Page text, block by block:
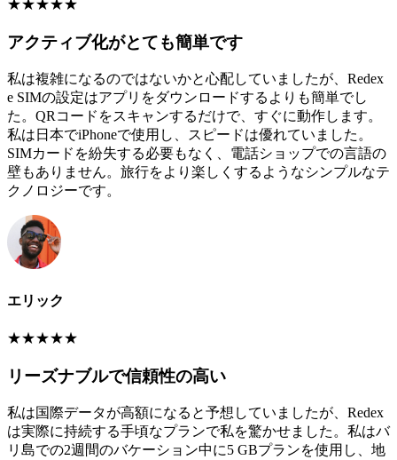
★★★★★
アクティブ化がとても簡単です
私は複雑になるのではないかと心配していましたが、Redex
e SIMの設定はアプリをダウンロードするよりも簡単でし
た。QRコードをスキャンするだけで、すぐに動作します。
私は日本でiPhoneで使用し、スピードは優れていました。
SIMカードを紛失する必要もなく、電話ショップでの言語の
壁もありません。旅行をより楽しくするようなシンプルなテ
クノロジーです。
エリック
★★★★★
リーズナブルで信頼性の高い
私は国際データが高額になると予想していましたが、Redex
は実際に持続する手頃なプランで私を驚かせました。私はバ
リ島での2週間のバケーション中に5 GBプランを使用し、地